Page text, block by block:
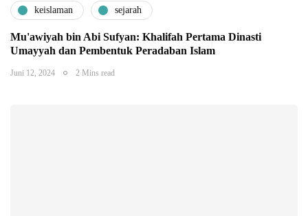
keislaman sejarah
Mu'awiyah bin Abi Sufyan: Khalifah Pertama Dinasti
Umayyah dan Pembentuk Peradaban Islam
Juni 12, 2024 2 Mins read